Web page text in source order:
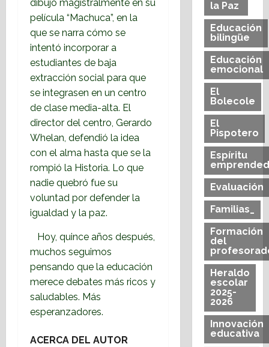
dibujó magistralmente en su
película “Machuca”, en la
que se narra cómo se
intentó incorporar a
estudiantes de baja
extracción social para que
se integrasen en un centro
de clase media-alta. El
director del centro, Gerardo
Whelan, defendió la idea
con el alma hasta que se la
rompió la Historia. Lo que
nadie quebró fue su
voluntad por defender la
igualdad y la paz.
Hoy, quince años después,
muchos seguimos
pensando que la educación
merece debates más ricos y
saludables. Más
esperanzadores.
ACERCA DEL AUTOR
la Paz
Educación
bilingüe
Educación
emocional
El
Bolecole
El
Pispotero
Espíritu
Evaluación
Familias_
Formación
del
Heraldo
escolar
2025-
2026
Innovación
educativa